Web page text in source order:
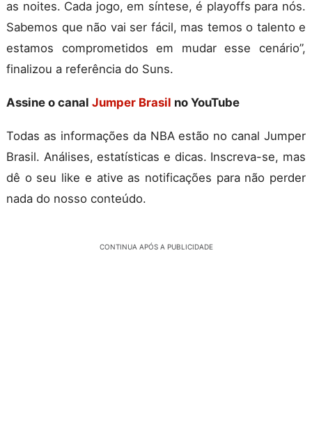
as noites. Cada jogo, em síntese, é playoffs para nós.
Sabemos que não vai ser fácil, mas temos o talento e
estamos comprometidos em mudar esse cenário”,
finalizou a referência do Suns.
Assine o canal Jumper Brasil no YouTube
Todas as informações da NBA estão no canal Jumper
Brasil. Análises, estatísticas e dicas. Inscreva-se, mas
dê o seu like e ative as notificações para não perder
nada do nosso conteúdo.
CONTINUA APÓS A PUBLICIDADE